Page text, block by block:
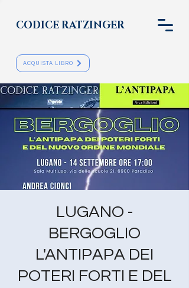
CODICE RATZINGER
ACQUISTA LIBRO
LUGANO -
BERGOGLIO
L'ANTIPAPA DEI
POTERI FORTI E DEL